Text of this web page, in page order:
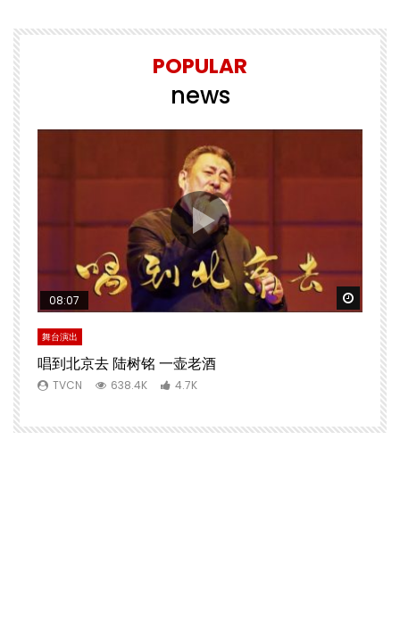
POPULAR
news
08:07
舞台演出
唱到北京去 陆树铭 一壶老酒
TVCN 638.4K 4.7K